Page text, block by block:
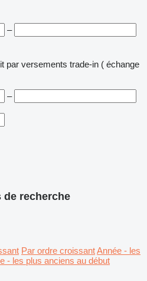
–
par versements trade-in ( échange
–
de recherche
Par ordre croissantAnnée - les
- les plus anciens au début